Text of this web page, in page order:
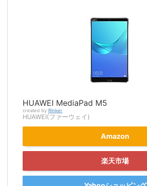
HUAWEI MediaPad M5
created by Rinker
HUAWEI(ファーウェイ)
Amazon
楽天市場